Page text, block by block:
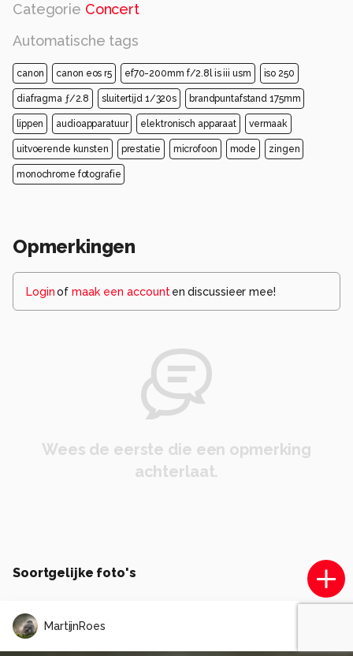
Categorie Concert
Automatische tags
canon canon eos r5 ef70-200mm f/2.8l is iii usm iso 250
diafragma ƒ/2.8 sluitertijd 1/320s brandpuntafstand 175mm
lippen audioapparatuur elektronisch apparaat vermaak
uitvoerende kunsten prestatie microfoon mode zingen
monochrome fotografie
Opmerkingen
Loginof maak een account en discussieer mee!
Wees de eerste die een opmerking
achterlaat.
Soortgelijke foto's
MartijnRoes